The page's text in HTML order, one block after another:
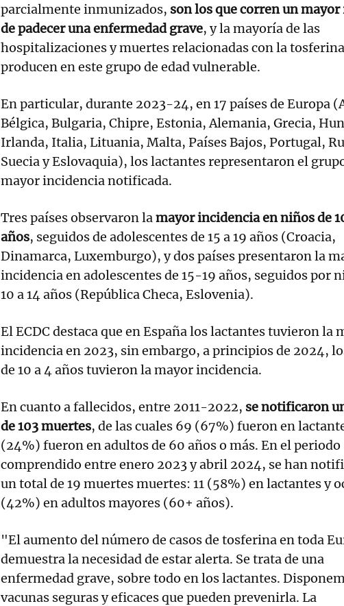
parcialmente inmunizados, son los que corren un mayor
de padecer una enfermedad grave, y la mayoría de las
hospitalizaciones y muertes relacionadas con la
producen en este grupo de edad vulnerable.
En particular, durante 2023-24, en 17 países de Europa
Bélgica, Bulgaria, Chipre, Estonia, Alemania, Grecia,
Irlanda, Italia, Lituania, Malta, Países Bajos, Portugal,
Suecia y Eslovaquia), los lactantes representaron el
mayor incidencia notificada.
Tres países observaron lamayor incidencia en niños de
años, seguidos de adolescentes de 15 a 19 años (Croacia,
Dinamarca, Luxemburgo), y dos países presentaron la
incidencia en adolescentes de 15-19 años, seguidos por
10 a 14 años (República Checa, Eslovenia).
El ECDC destaca que en España los lactantes tuvieron la
incidencia en 2023, sin embargo, a principios de 2024,
de 10 a 4 años tuvieron la mayor incidencia.
En cuanto a fallecidos, entre 2011-2022, se notificaron
de 103 muertes, de las cuales 69 (67%) fueron en
(24%) fueron en adultos de 60 años o más. En el periodo
comprendido entre enero 2023 y abril 2024, se han
un total de 19 muertes muertes: 11 (58%) en lactantes y
(42%) en adultos mayores (60+ años).
"El aumento del número de casos de tosferina en toda
demuestra la necesidad de estar alerta. Se trata de una
enfermedad grave, sobre todo en los lactantes.
vacunas seguras y eficaces que pueden prevenirla. La